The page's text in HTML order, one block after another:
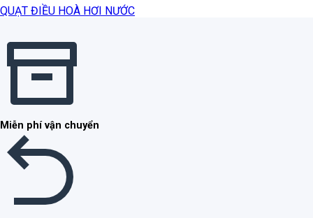
QUẠT ĐIỀU HOÀ HƠI NƯỚC
Miễn phí vận chuyển